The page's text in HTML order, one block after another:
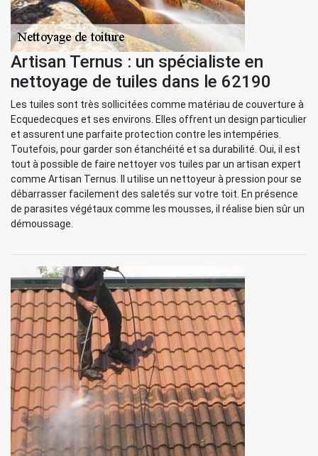
Artisan Ternus : un spécialiste en
nettoyage de tuiles dans le 62190
Les tuiles sont très sollicitées comme matériau de couverture à
Ecquedecques et ses environs. Elles offrent un design particulier
et assurent une parfaite protection contre les intempéries.
Toutefois, pour garder son étanchéité et sa durabilité. Oui, il est
tout à possible de faire nettoyer vos tuiles par un artisan expert
comme Artisan Ternus. Il utilise un nettoyeur à pression pour se
débarrasser facilement des saletés sur votre toit. En présence
de parasites végétaux comme les mousses, il réalise bien sûr un
démoussage.